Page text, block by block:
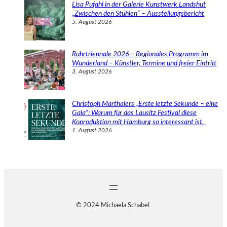
Lisa Pufahl in der Galerie Kunstwerk Landshut
„Zwischen den Stühlen“ – Ausstellungsbericht
5. August 2026
Ruhrtriennale 2026 – Regionales Programm im
Wunderland – Künstler, Termine und freier Eintritt
3. August 2026
Christoph Marthalers „Erste letzte Sekunde – eine
Gala“: Warum für das Lausitz Festival diese
Koproduktion mit Hamburg so interessant ist.
1. August 2026
© 2024 Michaela Schabel